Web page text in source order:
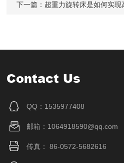
下一篇： 超重力旋转床是如何实现
Contact Us
QQ：1535977408
邮箱：1064918590@qq.com
传真： 86-0572-5682616